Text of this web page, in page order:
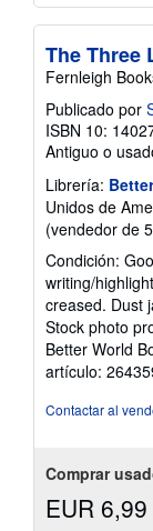
The Three
Fernleigh
Publicado por
ISBN 10:
Antiguo o
Librería:
Unidos de
(vendedor de
Condición:
writing/
creased. Dust
Stock photo
Better World
artículo:
Contactar al
Comprar
EUR 6,99